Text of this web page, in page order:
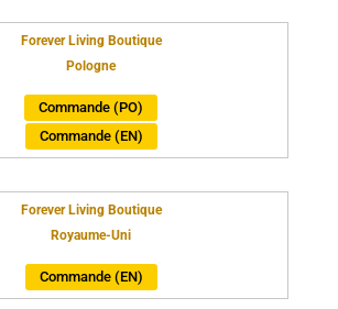
Forever Living Boutique
Pologne
Commande (PO)
Commande (EN)
Forever Living Boutique
Royaume-Uni
Commande (EN)